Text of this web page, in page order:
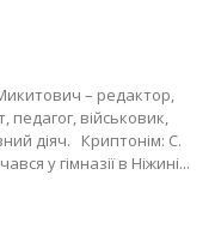
– редактор,
педагог, військовик,
діяч. Криптонім: С.
у гімназії в Ніжині...